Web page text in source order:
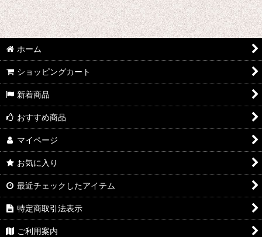
ホーム
ショッピングカート
新着商品
おすすめ商品
マイページ
お気に入り
最近チェックしたアイテム
特定商取引法表示
ご利用案内